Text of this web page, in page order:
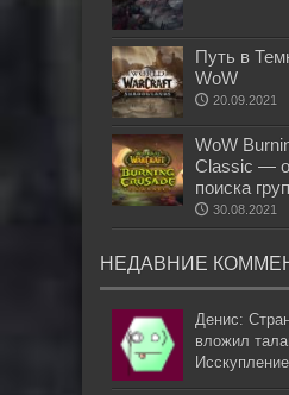
Путь в
WoW
20.09.2021
WoW
Classic —
поиска
30.08.2021
НЕДАВНИЕ
Денис:
вложил